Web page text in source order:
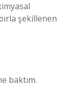
şekillenen
baktım.